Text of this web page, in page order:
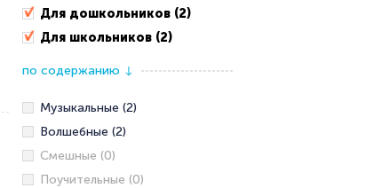
Для дошкольников (2)
Для школьников (2)
по содержанию ↓
Музыкальные (2)
Волшебные (2)
Смешные (0)
Поучительные (0)